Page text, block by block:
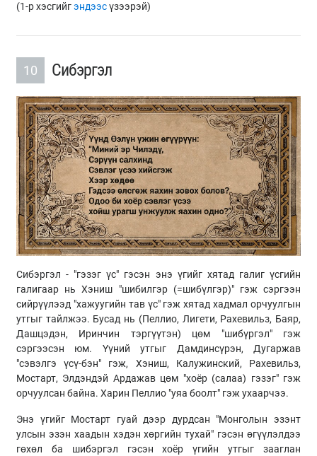
(1-р хэсгийгэндээсүзээрэй)
10 Сибэргэл
Сибэргэл - "гэзэг үс" гэсэн энэ үгийг хятад галиг үсгийн
галигаар нь Хэниш "шибилгэр (=шибүлгэр)" гэж сэргээн
сийрүүлээд "хажуугийн тав үс" гэж хятад хадмал орчуулгын
утгыг тайлжээ. Бусад нь (Пеллио, Лигети, Рахевильз, Баяр,
Дашцэдэн, Иринчин тэргүүтэн) цөм "шибүргэл" гэж
сэргээсэн юм. Үүний утгыг Дамдинсүрэн, Дугаржав
"сэвэлгэ үсү-бэн" гэж, Хэниш, Калужинский, Рахевильз,
Мостарт, Элдэндэй Ардажав цөм "хоёр (салаа) гэзэг" гэж
орчуулсан байна. Харин Пеллио "уяа боолт" гэж ухаарчээ.
Энэ үгийг Мостарт гуай дээр дурдсан "Монголын эзэнт
улсын эзэн хаадын хэдэн хөргийн тухай" гэсэн өгүүлэлдээ
гөхөл ба шибэргэл гэсэн хоёр үгийн утгыг зааглан